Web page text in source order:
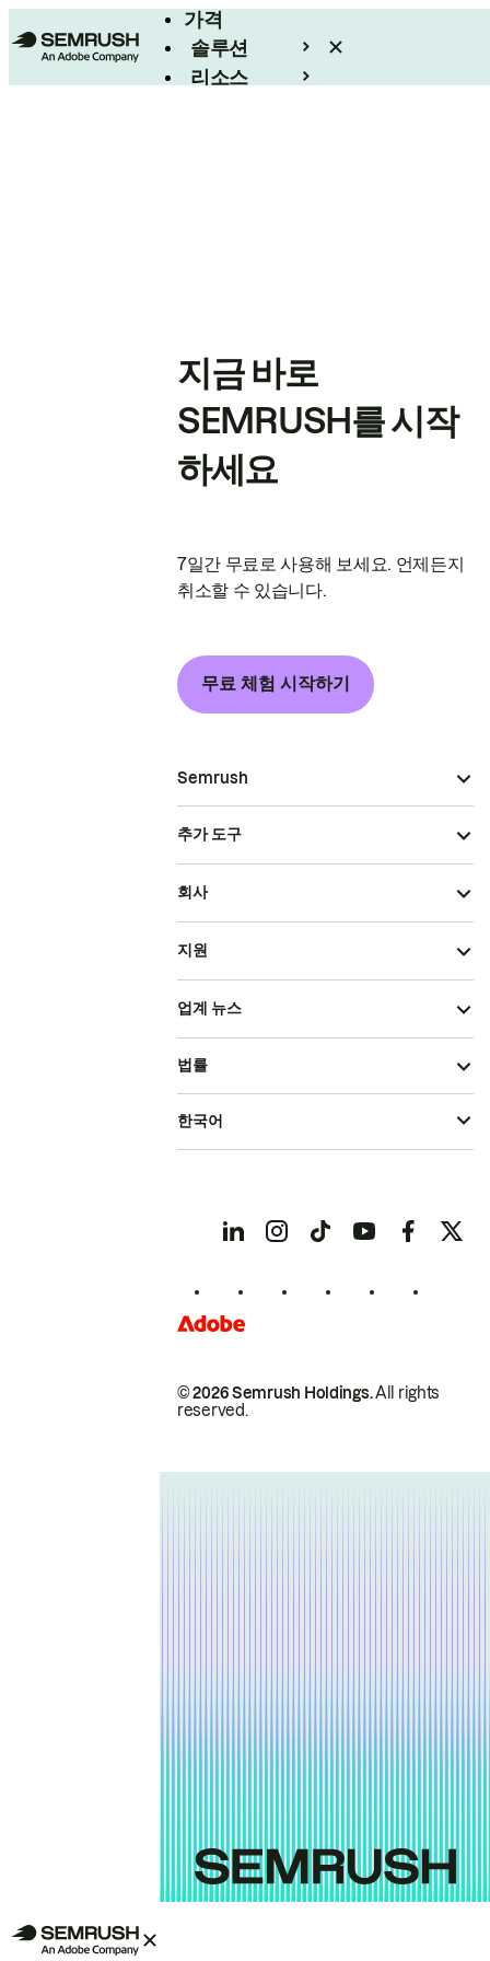
가격
솔루션
리소스
지금 바로
SEMRUSH를 시작
하세요
7일간 무료로 사용해 보세요. 언제든지
취소할 수 있습니다.
무료 체험 시작하기
Semrush
추가 도구
회사
지원
업계 뉴스
© 2026 Semrush Holdings.All rights
reserved.
법률
한국어